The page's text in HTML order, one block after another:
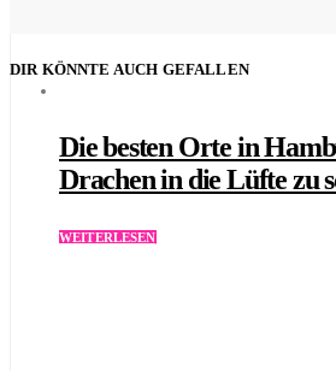
Die besten Orte in
Drachen in die Lüfte zu
WEITERLESEN
DIR KÖNNTE AUCH GEFALLEN